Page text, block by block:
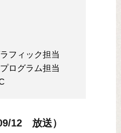
フィック担当
ログラム担当
12 放送）